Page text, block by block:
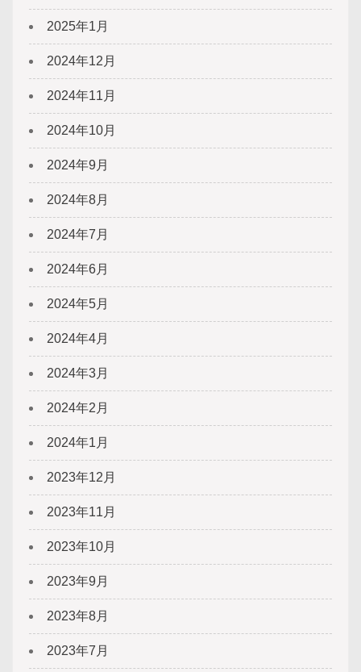
2025年1月
2024年12月
2024年11月
2024年10月
2024年9月
2024年8月
2024年7月
2024年6月
2024年5月
2024年4月
2024年3月
2024年2月
2024年1月
2023年12月
2023年11月
2023年10月
2023年9月
2023年8月
2023年7月